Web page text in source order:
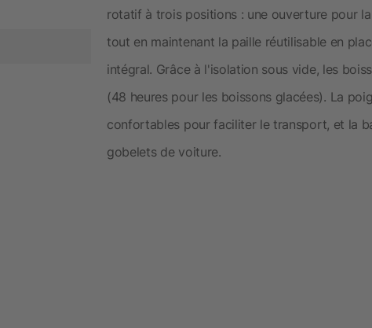
rotatif à trois positions : une ouverture pour
tout en maintenant la paille réutilisable en
intégral. Grâce à l'isolation sous vide, les
(48 heures pour les boissons glacées). La
confortables pour faciliter le transport, et la
gobelets de voiture.